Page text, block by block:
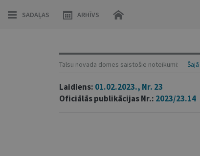
SADAĻAS ARHĪVS
Talsu novada domes saistošie noteikumi:
Laidiens: 01.02.2023., Nr. 23
Oficiālās publikācijas Nr.: 2023/23.14